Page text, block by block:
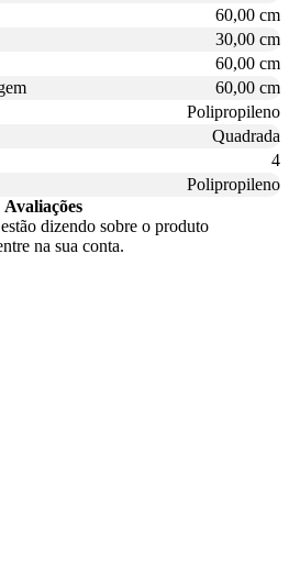
60,00 cm
30,00 cm
60,00 cm
60,00 cm
Polipropileno
Quadrada
4
Polipropileno
Avaliações
dizendo sobre o produto
na sua conta.